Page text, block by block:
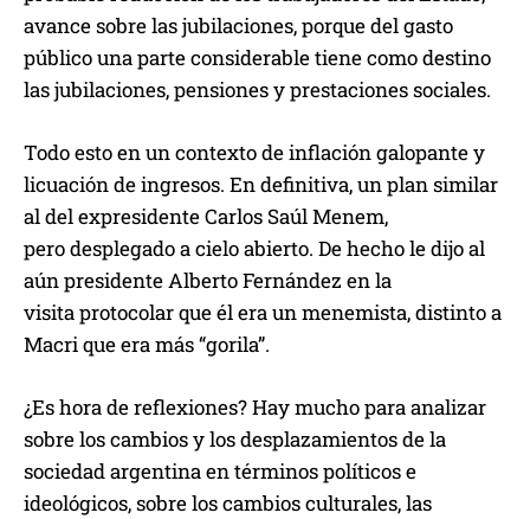
avance sobre las jubilaciones, porque del gasto
público una parte considerable tiene como destino
las jubilaciones, pensiones y prestaciones sociales.
Todo esto en un contexto de inflación galopante y
licuación de ingresos. En definitiva, un plan similar
al del expresidente Carlos Saúl Menem,
pero desplegado a cielo abierto. De hecho le dijo al
aún presidente Alberto Fernández en la
visita protocolar que él era un menemista, distinto a
Macri que era más “gorila”.
¿Es hora de reflexiones? Hay mucho para analizar
sobre los cambios y los desplazamientos de la
sociedad argentina en términos políticos e
ideológicos, sobre los cambios culturales, las